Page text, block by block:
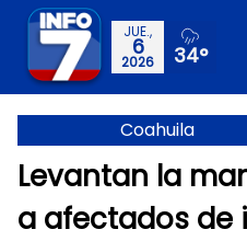
JUE.,
6
2026 34°
Coahuila
Levantan la
a afectados de